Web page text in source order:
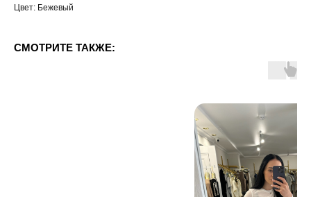
Цвет: Бежевый
СМОТРИТЕ ТАКЖЕ: